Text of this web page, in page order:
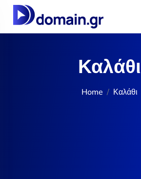
Καλάθι
Home Καλάθι